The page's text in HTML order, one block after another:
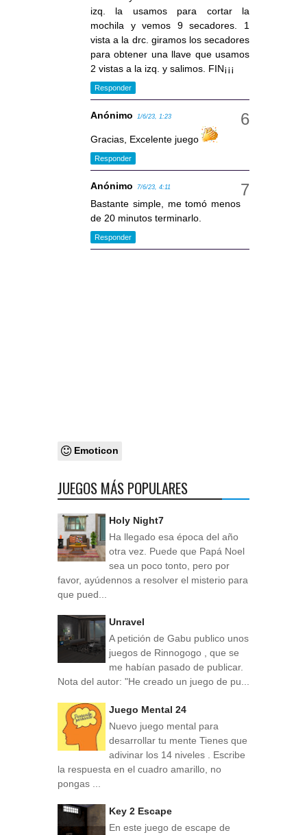
izq. la usamos para cortar la
mochila y vemos 9 secadores. 1
vista a la drc. giramos los secadores
para obtener una llave que usamos
2 vistas a la izq. y salimos. FIN¡¡¡
Responder
Anónimo 1/6/23, 1:23
Gracias, Excelente juego
Responder
Anónimo 7/6/23, 4:11
Bastante simple, me tomó menos
de 20 minutos terminarlo.
Responder
Emoticon
JUEGOS MÁS POPULARES
Holy Night7
Ha llegado esa época del año
otra vez. Puede que Papá Noel
sea un poco tonto, pero por
favor, ayúdennos a resolver el misterio para
que pued...
Unravel
A petición de Gabu publico unos
juegos de Rinnogogo , que se
me habían pasado de publicar.
Nota del autor: "He creado un juego de pu...
Juego Mental 24
Nuevo juego mental para
desarrollar tu mente Tienes que
adivinar los 14 niveles . Escribe
la respuesta en el cuadro amarillo, no
pongas ...
Key 2 Escape
En este juego de escape de